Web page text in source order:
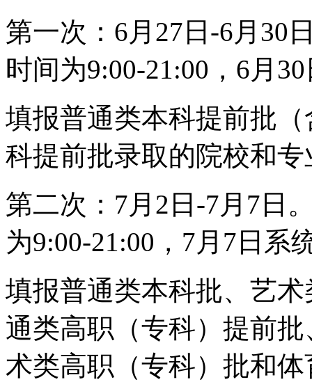
第一次：6月27日-6月30
时间为9:00-21:00，6月
填报普通类本科提前批
科提前批录取的院校和
第二次：7月2日-7月7日
为9:00-21:00，7月7日系
填报普通类本科批、艺
通类高职（专科）提前
术类高职（专科）批和